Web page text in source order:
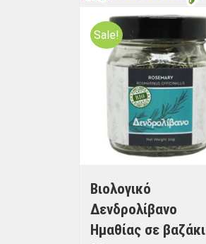
Sale!
Βιολογικό
Δενδρολίβανο
Ημαθίας σε βαζάκι